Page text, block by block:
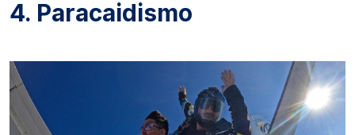
4. Paracaidismo